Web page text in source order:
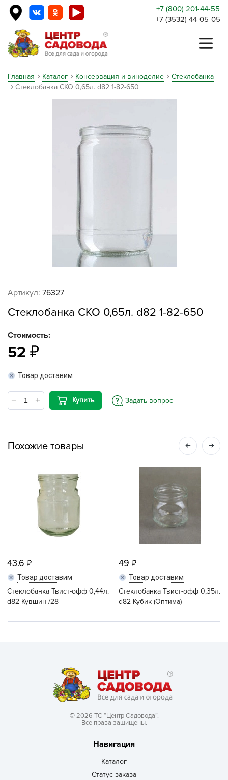
+7 (800) 201-44-55
+7 (3532) 44-05-05
Главная Каталог Консервация и виноделие
Стеклобанка
Стеклобанка СКО 0,65л. d82 1-82-650
Артикул: 76327
Стеклобанка СКО 0,65л. d82 1-82-650
Стоимость:
52
Товар доставим
Купить Задать вопрос
Похожие товары
43.6
Товар доставим
Стеклобанка Твист-офф 0,44л.
d82 Кувшин /28
49
Товар доставим
Стеклобанка Твист-офф 0,35л.
d82 Кубик (Оптима)
© 2026 ТС “Центр Садовода”.
Все права защищены.
Навигация
Каталог
Статус заказа